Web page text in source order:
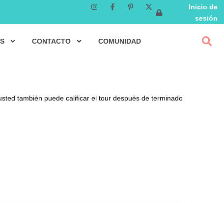
Inicio de
sesión
CONTACTO COMUNIDAD
también puede calificar el tour después de terminado